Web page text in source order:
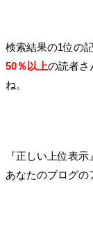
検索結果の1位の
50％以上の読者さ
ね。
『正しい上位表示
あなたのブログの